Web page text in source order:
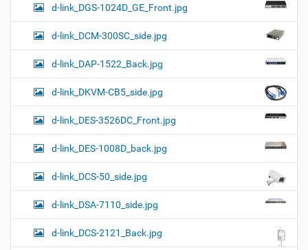
d-link_DGS-1024D_GE_Front.jpg
d-link_DCM-300SC_side.jpg
d-link_DAP-1522_Back.jpg
d-link_DKVM-CB5_side.jpg
d-link_DES-3526DC_Front.jpg
d-link_DES-1008D_back.jpg
d-link_DCS-50_side.jpg
d-link_DSA-7110_side.jpg
d-link_DCS-2121_Back.jpg